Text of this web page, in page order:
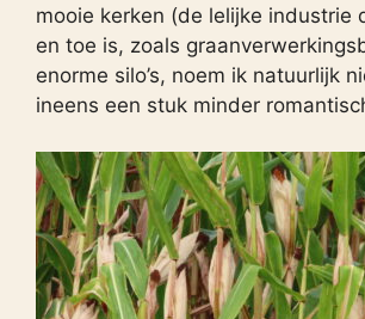
mooie kerken (de lelijke industrie
en toe is, zoals
enorme silo’s, noem ik natuurlijk
ineens een stuk minder